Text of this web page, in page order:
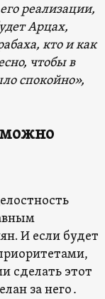
реализации,
Арцах,
кто и как
чтобы в
спокойно»,
можно
И если будет
сделать этот
за него․